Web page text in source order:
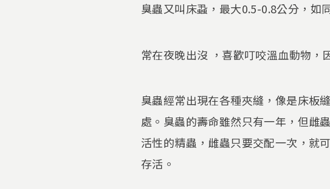
臭蟲又叫床蝨，最大0.5-0.8公分，如
常在夜晚出沒 ，喜歡叮咬溫血動物，
臭蟲經常出現在各種夾縫，像是床板
處。臭蟲的壽命雖然只有一年，但雌
活性的精蟲，雌蟲只要交配一次，就
存活。​